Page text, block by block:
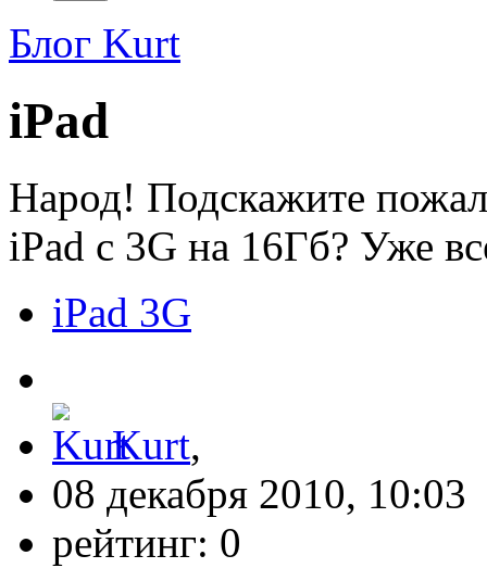
Блог Kurt
iPad
Народ! Подскажите
iPad с 3G на 16Гб? Уже
iPad 3G
Kurt,
08 декабря 2010, 10:03
рейтинг: 0